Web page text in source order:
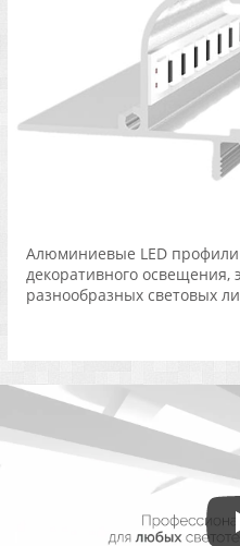
Алюминиевые LED профили
декоративного
разнообразных световых